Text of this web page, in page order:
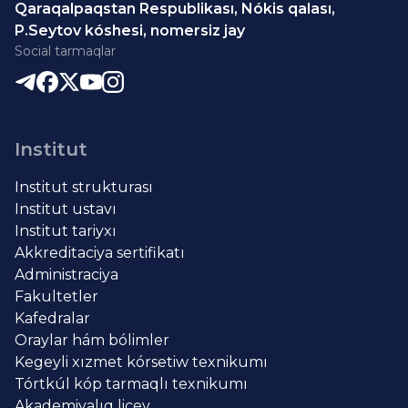
Qaraqalpaqstan Respublikası, Nókis qalası,
P.Seytov kóshesi, nomersiz jay
Social tarmaqlar
Institut
Institut strukturası
Institut ustavı
Institut tariyxı
Akkreditaciya sertifikatı
Administraciya
Fakultetler
Kafedralar
Oraylar hám bólimler
Kegeyli xızmet kórsetiw texnikumı
Tórtkúl kóp tarmaqlı texnikumı